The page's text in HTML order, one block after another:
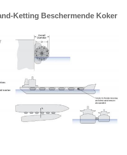
Ketting Beschermende Koker